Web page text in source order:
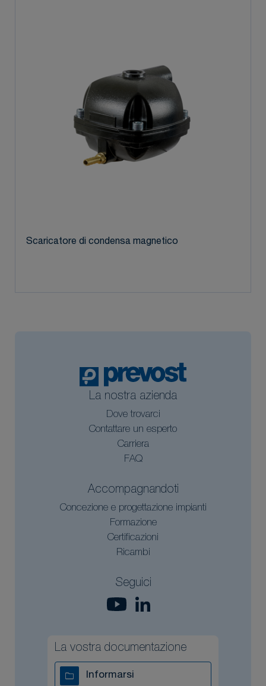
Scaricatore di condensa magnetico
La nostra azienda
Dove trovarci
Contattare un esperto
Carriera
FAQ
Accompagnandoti
Concezione e progettazione impianti
Formazione
Certificazioni
Ricambi
Seguici
La vostra documentazione
Informarsi